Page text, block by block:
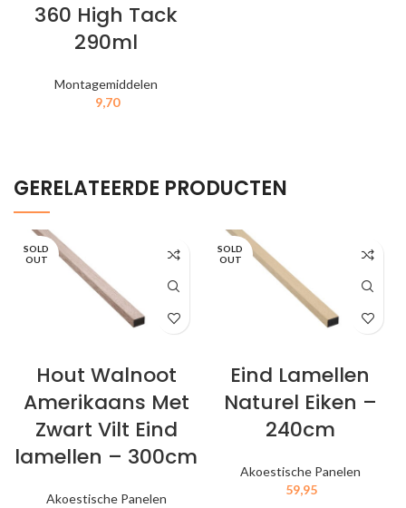
360 High Tack
290ml
Montagemiddelen
9,70
GERELATEERDE PRODUCTEN
SOLD
OUT
Hout Walnoot
Amerikaans Met
Zwart Vilt Eind
lamellen – 300cm
Akoestische Panelen
SOLD
OUT
Eind Lamellen
Naturel Eiken –
240cm
Akoestische Panelen
59,95